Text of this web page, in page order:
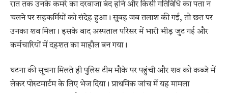
रात तक उनके कमरे का दरवाजा बंद होने और किसी गतिविधि का पता न
चलने पर सहकर्मियों को संदेह हुआ। सुबह जब तलाश की गई, तो छत पर
उनका शव मिला। इसके बाद अस्पताल परिसर में भारी भीड़ जुट गई और
कर्मचारियों में दहशत का माहौल बन गया।
घटना की सूचना मिलते ही पुलिस टीम मौके पर पहुंची और शव को कब्जे में
लेकर पोस्टमार्टम के लिए भेज दिया। प्राथमिक जांच में यह मामला